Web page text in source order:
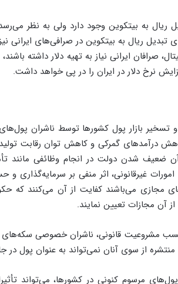
ریال به بیت­کوین وجود دارد ولی به نظر
تبدیل ریال به بیت­کوین در صرافی­‌های ایرانی
صرافان ایرانی نیاز به تهیه دلار داشته
نرخ دلار در ایران را در پی خواهد داشت.
بازار پول کشورها توسط ناشران
درآمدهای گمرکی و کاهش توان رقابت
ضعیف شدن دولت در انجام وظائفی مانند
غیرقانونی، اثر منفی بر سرمایه­‌گذاری و
مجازی می‌­باشند کفایت از آن می­‌کنند که
از آن مجازات تعیین نمایند.
مشروعیت قانونی، ناشران خصوصی سکه‌­های
از سوی آنان نمی­‌تواند به عنوان پول در
پول­‌های مرسوم کنونی در کشورها، می‌­تواند